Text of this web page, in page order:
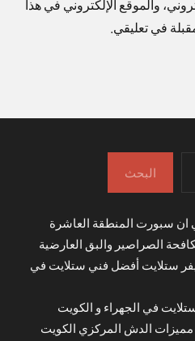
والموقع الإلكتروني في هذا
في تعليقي.
البحث
الصراصير والبق العارضية
ستلايت أفضل فني ستلايت في
في الجهراء و الكويت
الدش المركزي الكويت